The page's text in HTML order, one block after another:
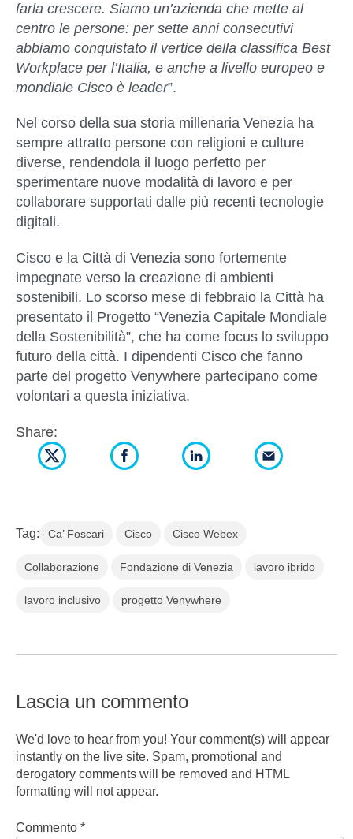
farla crescere. Siamo un’azienda che mette al
centro le persone: per sette anni consecutivi
abbiamo conquistato il vertice della classifica Best
Workplace per l’Italia, e anche a livello europeo e
mondiale Cisco è leader”.
Nel corso della sua storia millenaria Venezia ha
sempre attratto persone con religioni e culture
diverse, rendendola il luogo perfetto per
sperimentare nuove modalità di lavoro e per
collaborare supportati dalle più recenti tecnologie
digitali.
Cisco e la Città di Venezia sono fortemente
impegnate verso la creazione di ambienti
sostenibili. Lo scorso mese di febbraio la Città ha
presentato il Progetto “Venezia Capitale Mondiale
della Sostenibilità”, che ha come focus lo sviluppo
futuro della città. I dipendenti Cisco che fanno
parte del progetto Venywhere partecipano come
volontari a questa iniziativa.
Share:
Tag: Ca’ Foscari Cisco Cisco Webex
Collaborazione Fondazione di Venezia lavoro ibrido
lavoro inclusivo progetto Venywhere
Lascia un commento
We'd love to hear from you! Your comment(s) will appear
instantly on the live site. Spam, promotional and
derogatory comments will be removed and HTML
formatting will not appear.
Commento *